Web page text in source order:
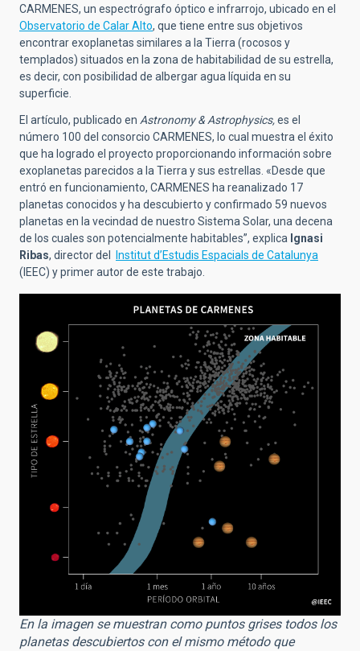
CARMENES, un espectrógrafo óptico e infrarrojo, ubicado en el
Observatorio de Calar Alto, que tiene entre sus objetivos
encontrar exoplanetas similares a la Tierra (rocosos y
templados) situados en la zona de habitabilidad de su estrella,
es decir, con posibilidad de albergar agua líquida en su
superficie.
El artículo, publicado en Astronomy & Astrophysics,es el
número 100 del consorcio CARMENES, lo cual muestra el éxito
que ha logrado el proyecto proporcionando información sobre
exoplanetas parecidos a la Tierra y sus estrellas. «Desde que
entró en funcionamiento, CARMENES ha reanalizado 17
planetas conocidos y ha descubierto y confirmado 59 nuevos
planetas en la vecindad de nuestro Sistema Solar, una decena
de los cuales son potencialmente habitables”, explica Ignasi
Ribas, director del
Institut d’Estudis Espacials de Catalunya
(IEEC) y primer autor de este trabajo.
En la imagen se muestran como puntos grises todos los
planetas descubiertos con el mismo método que